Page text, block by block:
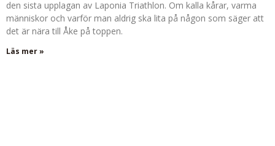
den sista upplagan av Laponia Triathlon. Om kalla kårar, varma
människor och varför man aldrig ska lita på någon som säger att
det är nära till Åke på toppen.
Läs mer »